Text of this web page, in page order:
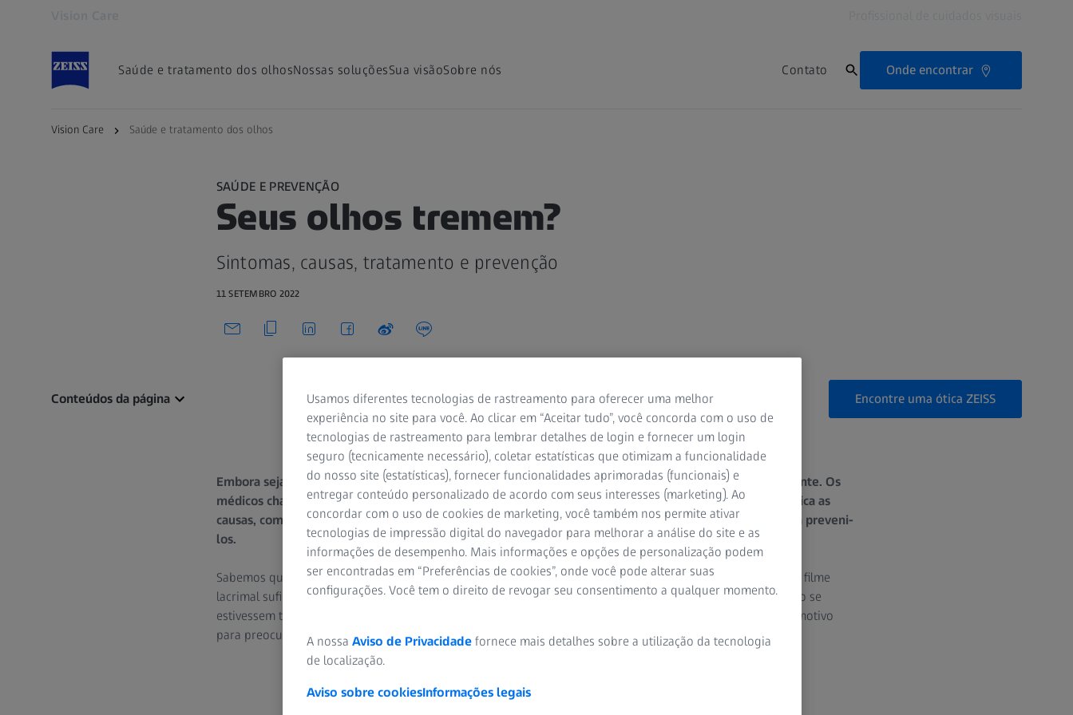
Saúde e tratamento dos olhosNossas soluçõesSua visãoSobre nós Contato Onde encontrar
Vision Care Saúde e tratamento dos olhos
SAÚDE E PREVENÇÃO
Seus olhos tremem?
Sintomas, causas, tratamento e prevenção
11 SETEMBRO 2022
Conteúdos da página Encontre uma ótica ZEISS
Embora seja geralmente benigno, o espasmo pode ocorrer de repente e é considerado altamente irritante. Os
médicos chamam de fasciculação, mas é conhecido popularmente como espasmo. MELHOR VISÃO explica as
causas, como podemos relaxar nossos olhos para interromper os espasmos e o que podemos fazer para preveni-
los.
Sabemos que nossas pálpebras se movem regularmente e garantem que nossos olhos sejam cobertos com filme
lacrimal suficiente. No entanto, se suas pálpebras estiverem se movendo de maneira rápida e irregular, como se
estivessem tremulando, algo não está certo e há uma série de possíveis causas para isso. Em geral, não há motivo
para preocupação.
Usamos diferentes tecnologias de rastreamento para oferecer uma melhor
experiência no site para você. Ao clicar em “Aceitar tudo”, você concorda com o uso de
tecnologias de rastreamento para lembrar detalhes de login e fornecer um login
seguro (tecnicamente necessário), coletar estatísticas que otimizam a funcionalidade
do nosso site (estatísticas), fornecer funcionalidades aprimoradas (funcionais) e
entregar conteúdo personalizado de acordo com seus interesses (marketing). Ao
concordar com o uso de cookies de marketing, você também nos permite ativar
tecnologias de impressão digital do navegador para melhorar a análise do site e as
informações de desempenho. Mais informações e opções de personalização podem
ser encontradas em “Preferências de cookies”, onde você pode alterar suas
configurações. Você tem o direito de revogar seu consentimento a qualquer momento.
A nossa Aviso de Privacidade fornece mais detalhes sobre a utilização da tecnologia
de localização.
Aviso sobre cookiesInformações legais